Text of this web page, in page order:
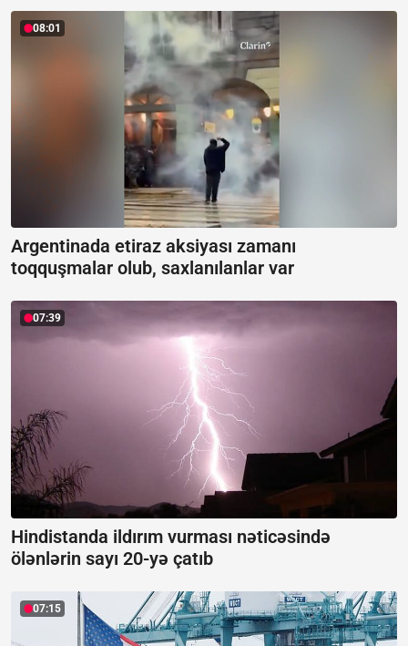
08:01
Argentinada etiraz aksiyası zamanı
toqquşmalar olub, saxlanılanlar var
07:39
Hindistanda ildırım vurması nəticəsində
ölənlərin sayı 20-yə çatıb
07:15